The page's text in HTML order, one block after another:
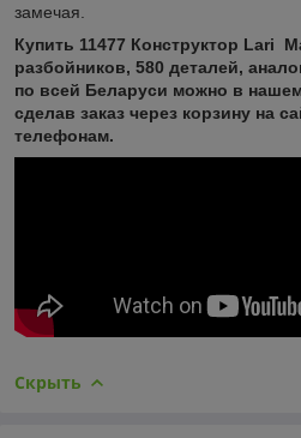
замечая.
Купить 11477 Конструктор Lari
разбойников, 580 деталей,
по всей Беларуси можно в нашем
сделав заказ через корзину на
телефонам.
Скрыть